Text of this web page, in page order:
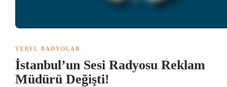
YEREL RADYOLAR
İstanbul’un Sesi Radyosu Reklam
Müdürü Değişti!